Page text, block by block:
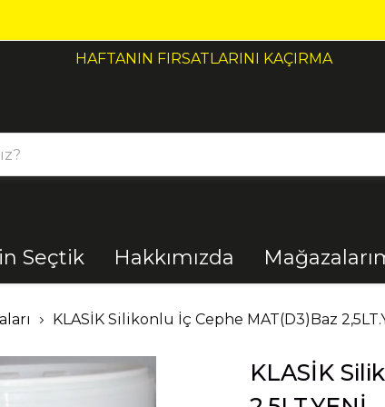
HAFTANIN FIRSATLARINI KAÇIRMA
Bahçe Banyo
El Aletleri
Elektrik
Malzemeleri
Seçtik Hakkımızda
KLASİK Silikonlu İç Cephe MAT(D3)Baz
KLASİK